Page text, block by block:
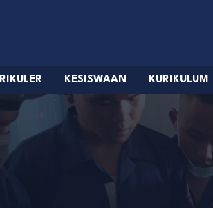
KESISWAAN KURIKULUM